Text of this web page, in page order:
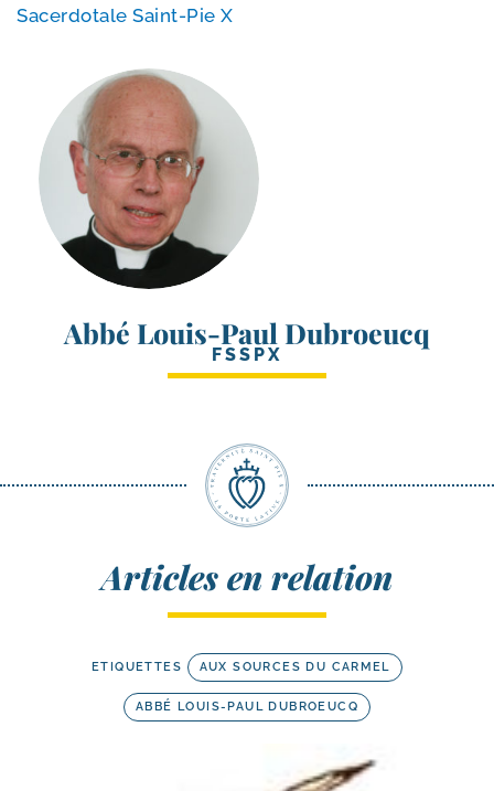
Sacerdotale Saint-​Pie X
Abbé Louis-Paul Dubroeucq
FSSPX
Articles en relation
ETIQUETTES AUX SOURCES DU CARMEL
ABBÉ LOUIS-PAUL DUBROEUCQ